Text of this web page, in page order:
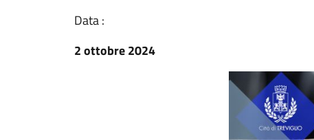
Data :
2 ottobre 2024